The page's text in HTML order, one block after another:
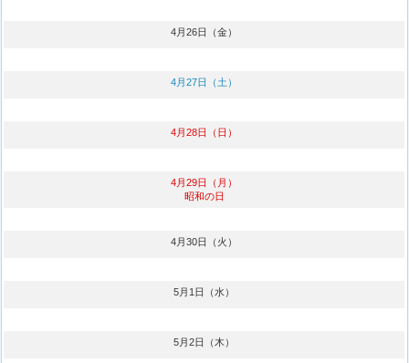
4月26日（金）
4月27日（土）
4月28日（日）
4月29日（月）
昭和の日
4月30日（火）
5月1日（水）
5月2日（木）